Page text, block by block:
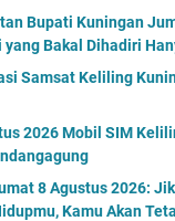
Bupati Kuningan
yang Bakal Dihadiri
Samsat Keliling
2026 Mobil SIM
8 Agustus 2026:
Kamu Akan